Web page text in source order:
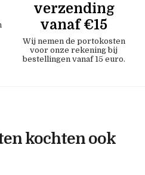
verzending
vanaf €15
Wij nemen de portokosten
voor onze rekening bij
bestellingen vanaf 15 euro.
kochten ook